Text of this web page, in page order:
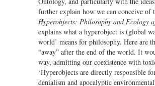
further explain how we can conceive
Hyperobjects: Philosophy and Ecology
explains what a hyperobject is (global
world’ means for philosophy. Here are
“away” after the end of the world. It
way, admitting our coexistence with
‘Hyperobjects are directly responsible
denialism and apocalyptic